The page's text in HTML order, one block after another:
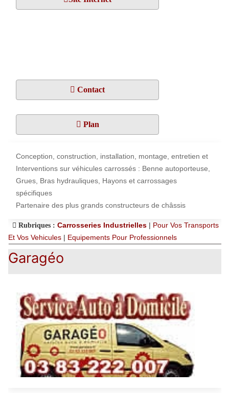
Contact
Plan
Conception, construction, installation, montage, entretien et
Interventions sur véhicules carrossés : Benne autoporteuse,
Grues, Bras hydrauliques, Hayons et carrossages
spécifiques
Partenaire des plus grands constructeurs de châssis
Rubriques : Carrosseries Industrielles | Pour Vos Transports
Et Vos Vehicules | Equipements Pour Professionnels
Garagéo